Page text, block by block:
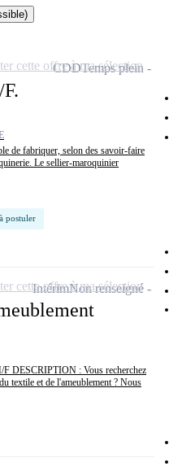
de fabriquer, selon des savoir-faire
Le sellier-maroquinier
postuler
CDDTemps plein
cette offre à ma sélection
DESCRIPTION : Vous recherchez
textile et de l'ameublement ? Nous
IntérimNon renseigné
cette offre à ma sélection